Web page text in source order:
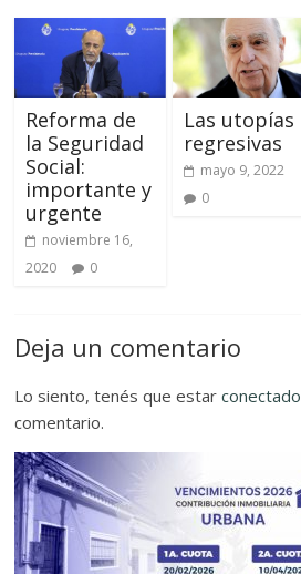
Reforma de
la Seguridad
Social:
importante y
urgente
noviembre 16,
2020
0
Las utopías
regresivas
mayo 9, 2022
0
Deja un comentario
Lo siento, tenés que estarconectado
comentario.